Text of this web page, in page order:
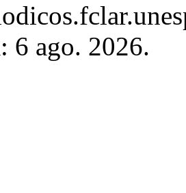
6 ago. 2026.